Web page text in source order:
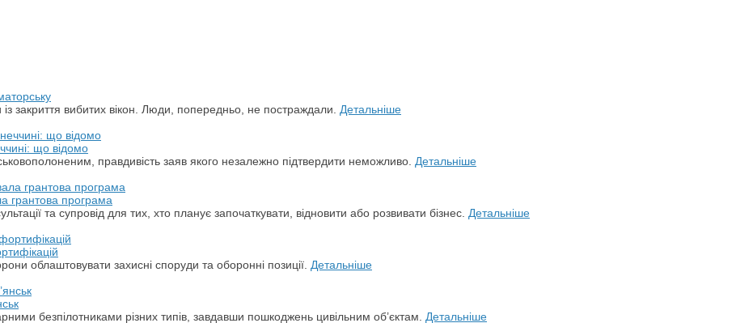
закриття вибитих вікон. Люди, попередньо, не постраждали. Детальніше
що відомо
правдивість заяв якого незалежно підтвердити неможливо. Детальніше
грантова програма
та супровід для тих, хто планує започаткувати, відновити або розвивати бізнес. Детальніше
облаштовувати захисні споруди та оборонні позиції. Детальніше
безпілотниками різних типів, завдавши пошкоджень цивільним об’єктам. Детальніше